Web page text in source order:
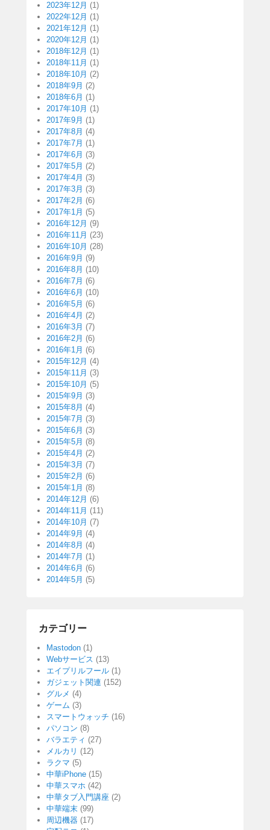
2023年12月 (1)
2022年12月 (1)
2021年12月 (1)
2020年12月 (1)
2018年12月 (1)
2018年11月 (1)
2018年10月 (2)
2018年9月 (2)
2018年6月 (1)
2017年10月 (1)
2017年9月 (1)
2017年8月 (4)
2017年7月 (1)
2017年6月 (3)
2017年5月 (2)
2017年4月 (3)
2017年3月 (3)
2017年2月 (6)
2017年1月 (5)
2016年12月 (9)
2016年11月 (23)
2016年10月 (28)
2016年9月 (9)
2016年8月 (10)
2016年7月 (6)
2016年6月 (10)
2016年5月 (6)
2016年4月 (2)
2016年3月 (7)
2016年2月 (6)
2016年1月 (6)
2015年12月 (4)
2015年11月 (3)
2015年10月 (5)
2015年9月 (3)
2015年8月 (4)
2015年7月 (3)
2015年6月 (3)
2015年5月 (8)
2015年4月 (2)
2015年3月 (7)
2015年2月 (6)
2015年1月 (8)
2014年12月 (6)
2014年11月 (11)
2014年10月 (7)
2014年9月 (4)
2014年8月 (4)
2014年7月 (1)
2014年6月 (6)
2014年5月 (5)
カテゴリー
Mastodon (1)
Webサービス (13)
エイプリルフール (1)
ガジェット関連 (152)
グルメ (4)
ゲーム (3)
スマートウォッチ (16)
パソコン (8)
バラエティ (27)
メルカリ (12)
ラクマ (5)
中華iPhone (15)
中華スマホ (42)
中華タブ入門講座 (2)
中華端末 (99)
周辺機器 (17)